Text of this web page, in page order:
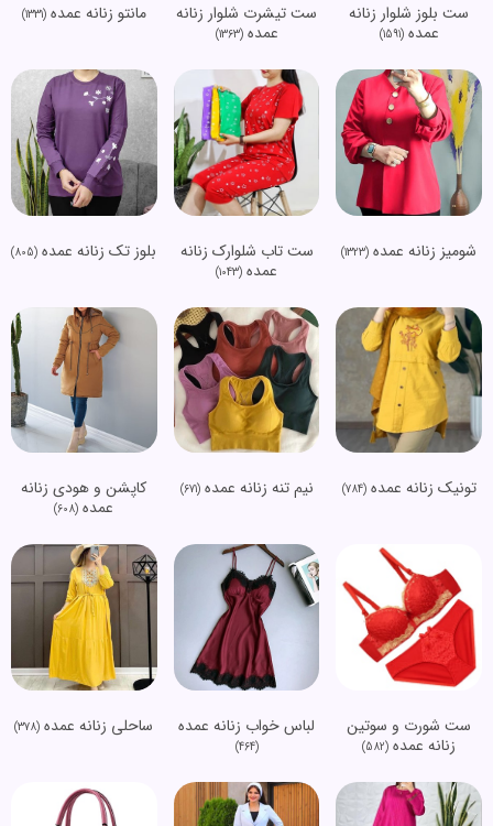
ست بلوز شلوار زنانه
عمده(1591)
ست تیشرت شلوار زنانه
عمده(1363)
مانتو زنانه عمده(1331)
شومیز زنانه عمده (1323)
ست تاب شلوارک زنانه
عمده (1043)
بلوز تک زنانه عمده (805)
تونیک زنانه عمده(784) نیم تنه زنانه عمده(671)
کاپشن و هودی زنانه
عمده (608)
ست شورت و سوتین
زنانه عمده (582)
لباس خواب زنانه عمده
(464)
ساحلی زنانه عمده (378)